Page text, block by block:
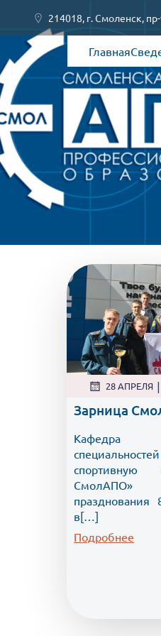
214018, г. Смоленск, пр-
Главная
28 АПРЕЛЯ |
Зарница
Кафедра
спортивную
празднования
в[…]
Подробнее